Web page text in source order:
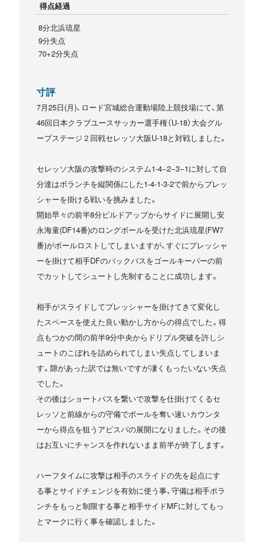
得点経過
8分北浜琉星
9分失点
70+2分失点
寸評
7月25日(月)、ロード宮城総合運動場陸上競技場にて、第
46回日本クラブユースサッカー選手権（U-18）大会グル
ープステージ２回戦セレッソ大阪U-18と対戦しました。
セレッソ大阪の攻撃時のシステム1-4−2−3−1に対して自
分達はボランチを縦関係にした1-4-1-3-2で前からプレッ
シャーを掛ける戦いを挑みました。
開始早々の前半8分ビルドアップからサイドに展開し安
永海童(DF14番)のロングボールを受けた北浜琉星(FW7
番)がボールロストしてしまいますが、すぐにプレッシャ
ーを掛けて相手DFのバックパスをゴールキーパーの前
でカットしてシュートし先制することに成功します。
相手がスライドしてプレッシャーを掛けてきて変化し
たスペースを使えた良い動かし方からの得点でした。得
点もつかの間の前半9分中央からドリブル突破を許しシ
ュートのこぼれを詰められてしまい失点してしまいま
す。隙があった訳では無いですが凄くもったいない失点
でした。
その後はショートパスを繋いで攻撃を仕掛けてくるセ
レッソと前線からの守備でボールを奪い速いカウンタ
ーから得点を狙うアビスパの展開になりました。その後
はお互いにチャンスを作れないまま前半が終了します。
ハーフタイムに攻撃は相手のスライドの先を起点にす
る事とサイドチェンジを有効に使う事、守備は相手ボラ
ンチをもっと制限する事と相手サイドMFに対してもっ
とマークに行く事を確認しました。